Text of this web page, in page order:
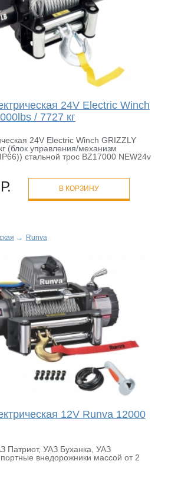
24V Electric Winch
/ 7727 кг
24V Electric Winch GRIZZLY
(блок управления/механизм
стальной трос BZ17000 NEW24v
В КОРЗИНУ
→ Runva
12V Runva 12000
Патриот, УАЗ Буханка, УАЗ
внедорожники массой от 2